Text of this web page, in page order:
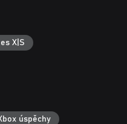
by extreme metaller and
Bryant
behind cult hit Slain:
Mode for an even
X|S
úspěchy